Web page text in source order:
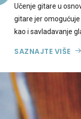
Učenje gitare u
gitare jer
kao i savladavanje
SAZNAJTE VIŠE